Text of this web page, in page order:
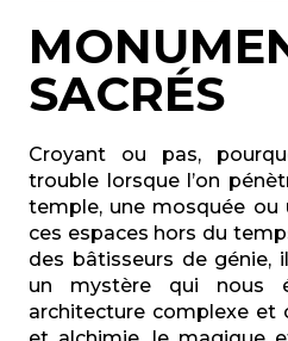
SACRÉS
Croyant ou pas,
trouble lorsque l’on
temple, une mosquée ou
ces espaces hors du
des bâtisseurs de génie,
un mystère qui nous
architecture complexe et